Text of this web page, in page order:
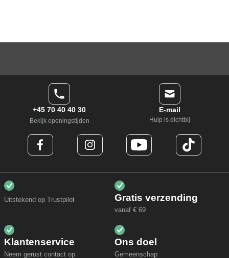
+45 70 40 40 30
Bekijk openingstijden
E-mail
Hulp is dichtbij
Uitstekend op Trustpilot Gratis verzending
vanaf € 69
Klantenservice
Neem gerust contact op
Ons doel
Gemeenschap